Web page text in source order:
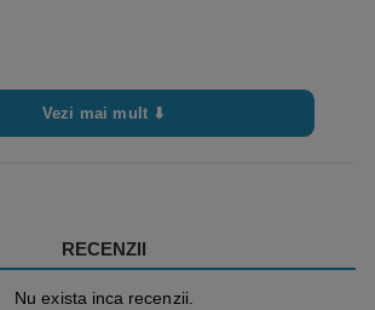
Vezi mai mult ⬇
RECENZII
Nu exista inca recenzii.